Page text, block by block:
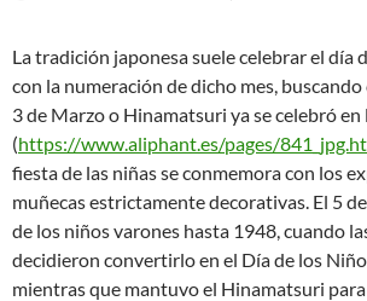
La tradición japonesa suele celebrar el día
con la numeración de dicho mes,
3 de Marzo o Hinamatsuri ya se celebró en
(https://www.aliphant.es/pages/
fiesta de las niñas se conmemora con los
muñecas estrictamente decorativas. El 5
de los niños varones hasta 1948, cuando
decidieron convertirlo en el Día de los
mientras que mantuvo el Hinamatsuri